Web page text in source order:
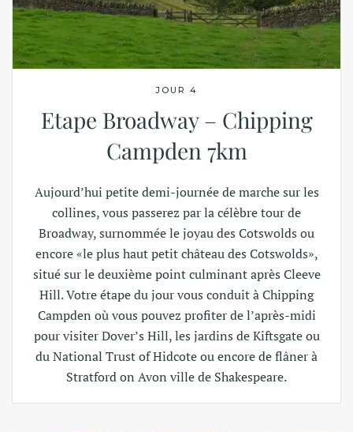
JOUR 4
Etape Broadway – Chipping
Campden 7km
Aujourd’hui petite demi-journée de marche sur les
collines, vous passerez par la célèbre tour de
Broadway, surnommée le joyau des Cotswolds ou
encore «le plus haut petit château des Cotswolds»,
situé sur le deuxième point culminant après Cleeve
Hill. Votre étape du jour vous conduit à Chipping
Campden où vous pouvez profiter de l’après-midi
pour visiter Dover’s Hill, les jardins de Kiftsgate ou
du National Trust of Hidcote ou encore de flâner à
Stratford on Avon ville de Shakespeare.